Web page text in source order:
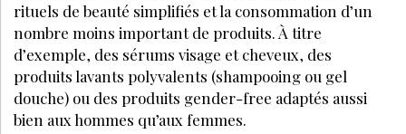
LES + LUS
Cosmétiques